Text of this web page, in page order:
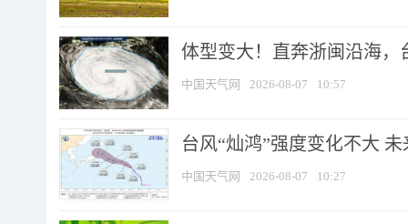
体型变大！直奔浙闽沿海，
中国天气网 2026-08-07 10:57
台风“灿鸿”强度变化不大
中国天气网 2026-08-07 10:27